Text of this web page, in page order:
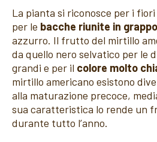
La pianta si riconosce per i
per le bacche riunite in
azzurro. Il frutto del mirtillo
da quello nero selvatico per le
grandi e per il colore molto
mirtillo americano esistono
alla maturazione precoce,
sua caratteristica lo rende un
durante tutto l’anno.